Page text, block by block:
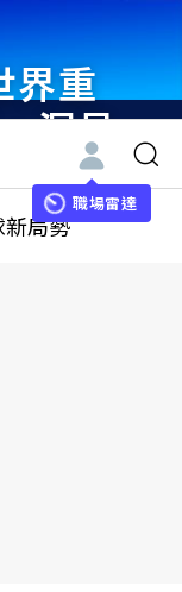
界重
洞見
與
領袖
職場雷達
局勢